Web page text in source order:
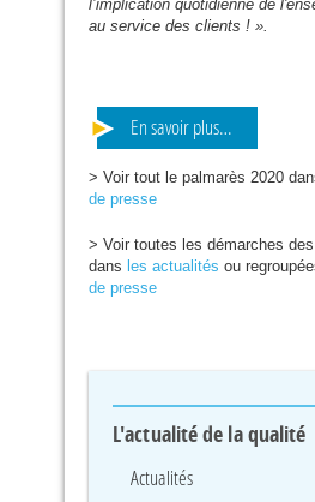
l’implication quotidienne de
au service des clients ! ».
En savoir plus…
> Voir tout le palmarès 2020
de presse
> Voir toutes les démarches
dans les actualités ou
de presse
L'actualité de la qualité
Actualités